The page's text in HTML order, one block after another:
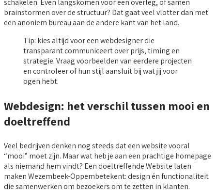
schakelen. Even langskomen voor een overleg, of samen
brainstormen over de structuur? Dat gaat veel vlotter dan met
een anoniem bureau aan de andere kant van het land.
Tip: kies altijd voor een webdesigner die
transparant communiceert over prijs, timing en
strategie. Vraag voorbeelden van eerdere projecten
en controleer of hun stijl aansluit bij wat jij voor
ogen hebt.
Webdesign: het verschil tussen mooi en
doeltreffend
Veel bedrijven denken nog steeds dat een website vooral
“mooi” moet zijn. Maar wat heb je aan een prachtige homepage
als niemand hem vindt? Een doeltreffende Website laten
maken Wezembeek-Oppembetekent: design én functionaliteit
die samenwerken om bezoekers om te zetten in klanten.